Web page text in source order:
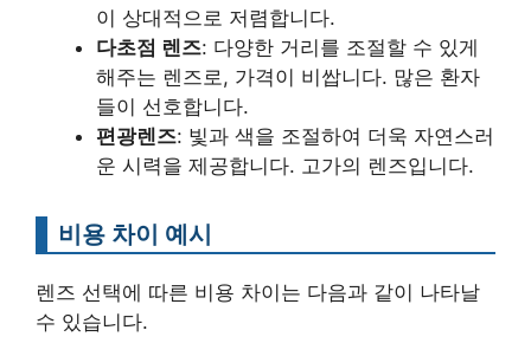
이 상대적으로 저렴합니다.
다초점 렌즈: 다양한 거리를 조절할 수 있게
해주는 렌즈로, 가격이 비쌉니다. 많은 환자
들이 선호합니다.
편광렌즈: 빛과 색을 조절하여 더욱 자연스러
운 시력을 제공합니다. 고가의 렌즈입니다.
비용 차이 예시
렌즈 선택에 따른 비용 차이는 다음과 같이 나타날
수 있습니다.